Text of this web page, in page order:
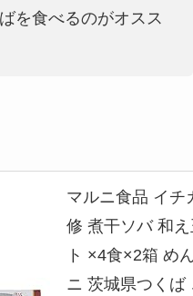
を食べるのがオスス
マルニ食品 イチ
修 煮干ソバ 和え
ト ×4食×2箱 め
ニ 茨城県つくば